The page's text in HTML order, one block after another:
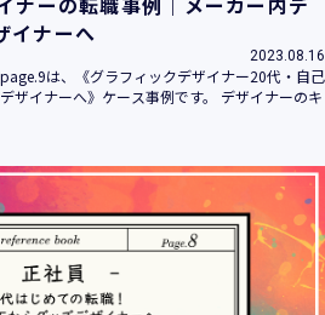
イナーへ
2023.08.16
は、《グラフィックデザイナー20代・自己
ザイナーへ》ケース事例です。 デザイナーのキ